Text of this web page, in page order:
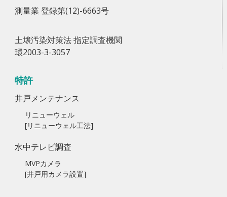
測量業 登録第(12)-6663号
土壌汚染対策法 指定調査機関
環2003-3-3057
特許
井戸メンテナンス
リニューウェル
[リニューウェル工法]
水中テレビ調査
MVPカメラ
[井戸用カメラ設置]